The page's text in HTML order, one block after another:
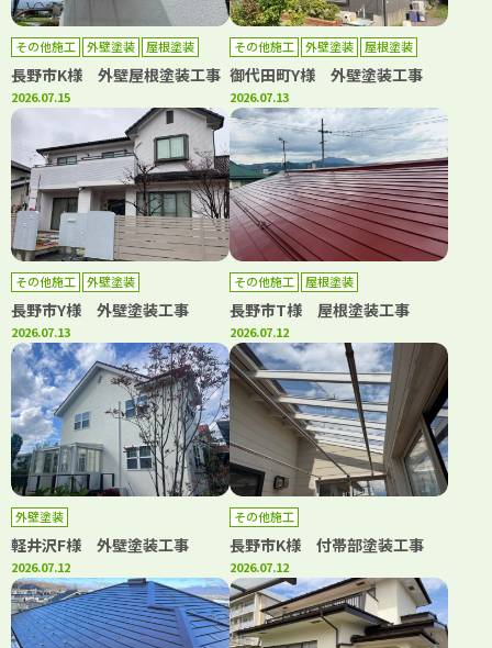
その他施工 外壁塗装 屋根塗装
長野市K様 外壁屋根塗装工事
2026.07.15
その他施工 外壁塗装 屋根塗装
御代田町Y様 外壁塗装工事
2026.07.13
その他施工 外壁塗装
長野市Y様 外壁塗装工事
2026.07.13
その他施工 屋根塗装
長野市T様 屋根塗装工事
2026.07.12
外壁塗装
軽井沢F様 外壁塗装工事
2026.07.12
その他施工
長野市K様 付帯部塗装工事
2026.07.12